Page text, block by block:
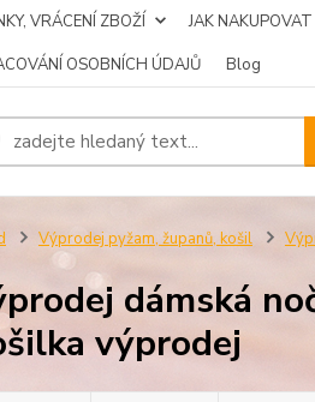
VRÁCENÍ ZBOŽÍ JAK NAKUPOVAT
OSOBNÍCH ÚDAJŮ Blog
Výprodej pyžam, županů, košil
dámská
výprodej